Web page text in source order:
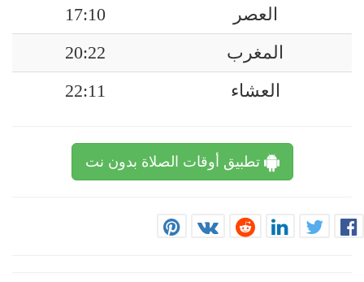
العصر
17:10
المغرب
20:22
العشاء
22:11
تطبيق أوقات الصلاة بدون نت